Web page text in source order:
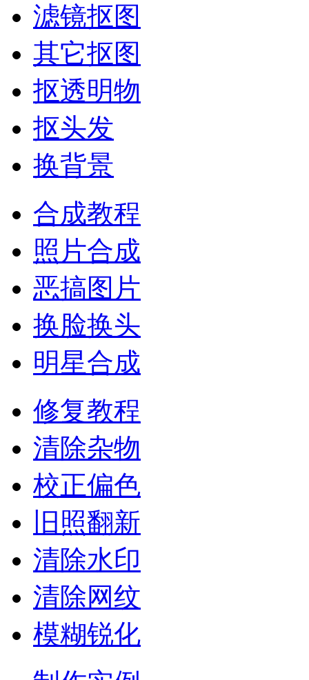
滤镜抠图
其它抠图
抠透明物
抠头发
换背景
合成教程
照片合成
恶搞图片
换脸换头
明星合成
修复教程
清除杂物
校正偏色
旧照翻新
清除水印
清除网纹
模糊锐化